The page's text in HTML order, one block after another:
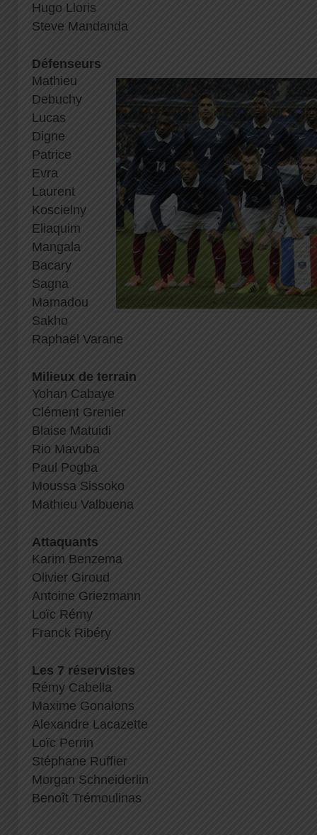
Hugo Lloris
Steve Mandanda
Défenseurs
Mathieu
Debuchy
Lucas
Digne
Patrice
Evra
Laurent
Koscielny
Eliaquim
Mangala
Bacary
Sagna
Mamadou
Sakho
Raphaël Varane
Milieux de terrain
Yohan Cabaye
Clément Grenier
Blaise Matuidi
Rio Mavuba
Paul Pogba
Moussa Sissoko
Mathieu Valbuena
Attaquants
Karim Benzema
Olivier Giroud
Antoine Griezmann
Loïc Rémy
Franck Ribéry
Les 7 réservistes
Rémy Cabella
Maxime Gonalons
Alexandre Lacazette
Loïc Perrin
Stéphane Ruffier
Morgan Schneiderlin
Benoît Trémoulinas